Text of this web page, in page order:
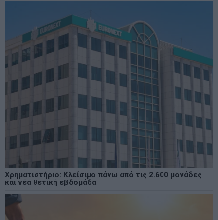
Χρηματιστήριο: Κλείσιμο πάνω από τις 2.600 μονάδες
και νέα θετική εβδομάδα